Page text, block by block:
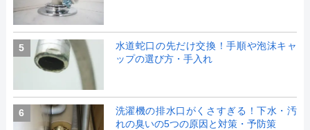
5
水道蛇口の先だけ交換！手順や泡沫キャ
ップの選び方・手入れ
6
洗濯機の排水口がくさすぎる！下水・汚
れの臭いの5つの原因と対策・予防策